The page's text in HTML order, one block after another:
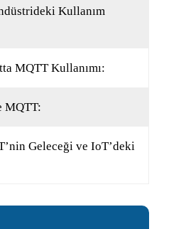
Kullanım
MQTT Kullanımı:
MQTT:
Geleceği ve IoT’deki